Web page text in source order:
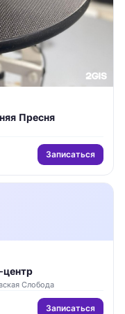
Пресня
Записаться
центр
Слобода
Записаться